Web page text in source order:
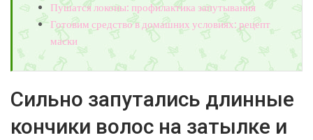
Пушатся локоны: профилактика запутывания
Готовим средство в домашних условиях: рецепт
маски
Сильно запутались длинные
кончики волос на затылке и